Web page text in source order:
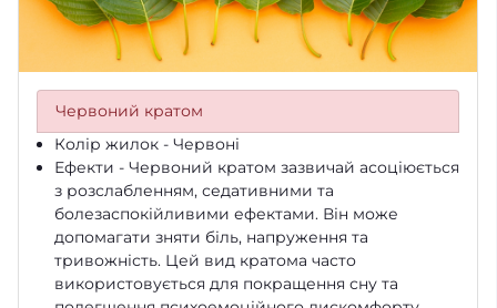
Червоний кратом
Колір жилок - Червоні
Ефекти - Червоний кратом зазвичай асоціюється
з розслабленням, седативними та
болезаспокійливими ефектами. Він може
допомагати зняти біль, напруження та
тривожність. Цей вид кратома часто
використовується для покращення сну та